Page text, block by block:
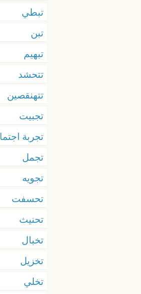
تبطي
تبن
تبهيم
تتحشد
تتهنقصين
تجبيت
تجربة
تجمل
تجويه
تحسفت
تحنيث
تخبال
تخزيل
تخلي